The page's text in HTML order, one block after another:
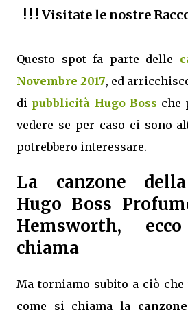
! ! ! Visitate le nostre
Questo spot fa parte delle
Novembre 2017, ed
di pubblicità Hugo Boss che
vedere se per caso ci sono
potrebbero interessare.
La canzone
Hugo Boss
Hemsworth,
chiama
Ma torniamo subito a ciò
come si chiama la